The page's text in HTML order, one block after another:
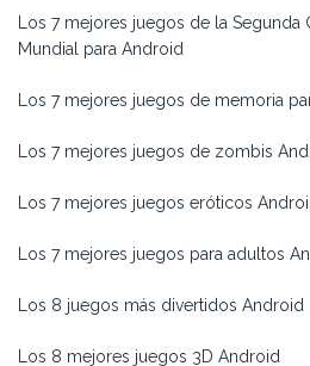
Los 7 mejores juegos de la Segunda
Mundial para Android
Los 7 mejores juegos de memoria
Los 7 mejores juegos de zombis
Los 7 mejores juegos eróticos
Los 7 mejores juegos para adultos
Los 8 juegos más divertidos Android
Los 8 mejores juegos 3D Android